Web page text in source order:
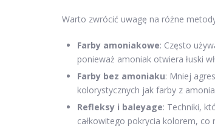
Warto zwrócić uwagę na różne
Farby amoniakowe: Często
ponieważ amoniak otwiera łuski
Farby bez amoniaku: Mniej
kolorystycznych jak farby z
Refleksy i baleyage: Techniki,
całkowitego pokrycia kolorem, co